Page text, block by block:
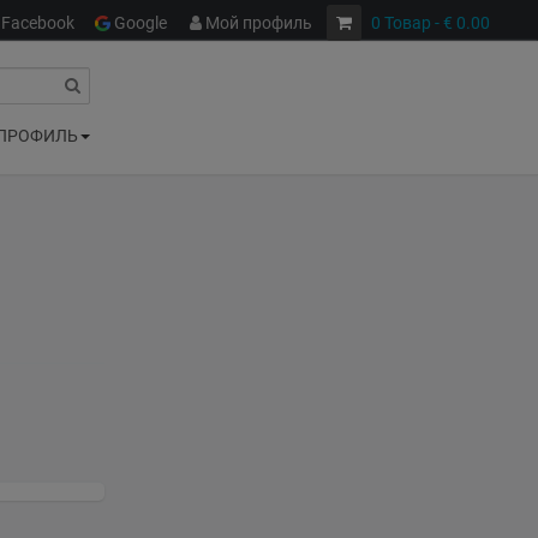
0 Товар - € 0.00
Facebook Google Мой профиль